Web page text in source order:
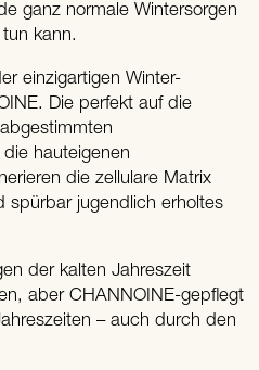
ganz normale Wintersorgen
kann.
einzigartigen Winter-
Die perfekt auf die
hauteigenen
die zellulare Matrix
spürbar jugendlich erholtes
der kalten Jahreszeit
aber CHANNOINE-gepflegt
– auch durch den